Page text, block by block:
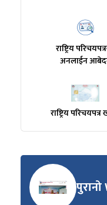
राष्ट्रिय
अनलाईन
राष्ट्रिय परिचयपत्र